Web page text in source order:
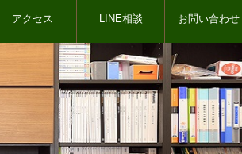
アクセス LINE相談 お問い合わせ